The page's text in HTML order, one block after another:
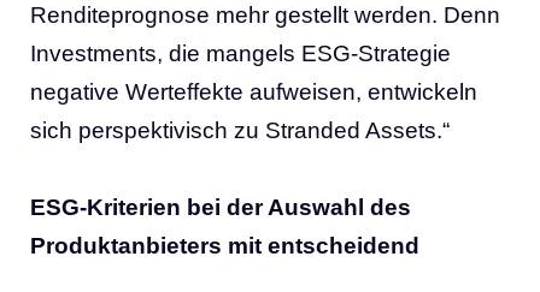
Renditeprognose mehr gestellt werden. Denn
Investments, die mangels ESG-Strategie
negative Werteffekte aufweisen, entwickeln
sich perspektivisch zu Stranded Assets.“
ESG-Kriterien bei der Auswahl des
Produktanbieters mit entscheidend